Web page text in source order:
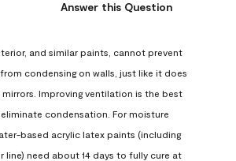
Answer this Question
and similar paints, cannot prevent
condensing on walls, just like it does
mirrors. Improving ventilation is the best
condensation. For moisture
based acrylic latex paints (including
line) need about 14 days to fully cure at